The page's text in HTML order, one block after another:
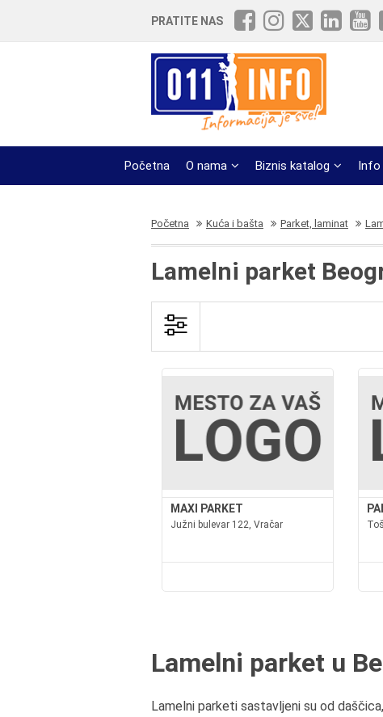
PRATITE NAS
Početna O nama Biznis katalog Info
Početna Kuća i bašta Parket, laminat
Lamelni parket
MAXI PARKET
Južni bulevar 122, Vračar
Lamelni parket u
Lamelni parketi sastavljeni su od